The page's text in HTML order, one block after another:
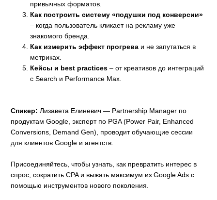
привычных форматов.
Как построить систему «подушки под конверсии»
– когда пользователь кликает на рекламу уже
знакомого бренда.
Как измерить эффект прогрева и не запутаться в
метриках.
Кейсы и best practices – от креативов до интеграций
с Search и Performance Max.
Спикер: Лизавета Елиневич — Partnership Manager по
продуктам Google, эксперт по PGA (Power Pair, Enhanced
Conversions, Demand Gen), проводит обучающие сессии
для клиентов Google и агентств.
Присоединяйтесь, чтобы узнать, как превратить интерес в
спрос, сократить CPA и выжать максимум из Google Ads с
помощью инструментов нового поколения.